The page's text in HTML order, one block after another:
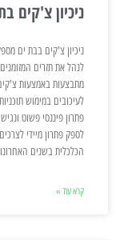
ניכיון צ'קים
ניכיון צ'קים בבת ים
לנהל את תזרים
מתבצעות באמצעות
לעיכובים במימוש
פתרון פיננסי פשוט
לספק פתרון מיידי
הכלכלית בשנים
קרא עוד »